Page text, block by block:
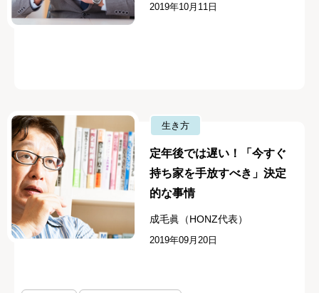
2019年10月11日
生き方
定年後では遅い！「今すぐ
持ち家を手放すべき」決定
的な事情
成毛眞（HONZ代表）
2019年09月20日